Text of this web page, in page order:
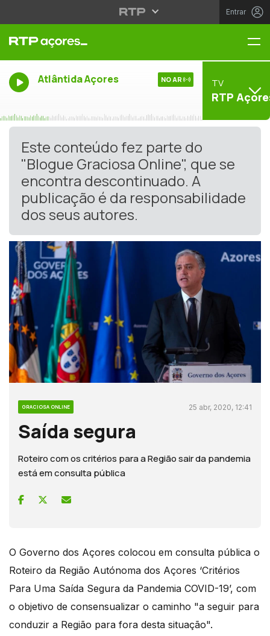
Entrar
Atlântida Açores NO AR TV
RTP
Este conteúdo fez parte do
"Blogue Graciosa Online", que se
encontra descontinuado. A
publicação é da responsabilidade
dos seus autores.
GRACIOSA ONLINE 25 abr, 2020, 12:41
Saída segura
Roteiro com os critérios para a Região sair da pandemia
está em consulta pública
O Governo dos Açores colocou em consulta pública o
Roteiro da Região Autónoma dos Açores ‘Critérios
Para Uma Saída Segura da Pandemia COVID-19’, com
o objetivo de consensualizar o caminho "a seguir para
conduzir a Região para fora desta situação".